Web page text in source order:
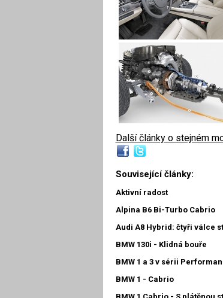
Další články o stejném
Související články:
Aktivní radost
Alpina B6 Bi-Turbo Cabrio
Audi A8 Hybrid: čtyři válce
BMW 130i - Klidná bouře
BMW 1 a 3 v sérii
BMW 1 - Cabrio